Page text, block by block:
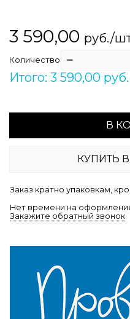
3 590,00 руб./
Количество
Итого: 3 590,00 руб.
В
КУПИТЬ
Заказ кратно упаковкам,
Нет времени на
Закажите обратный звонок